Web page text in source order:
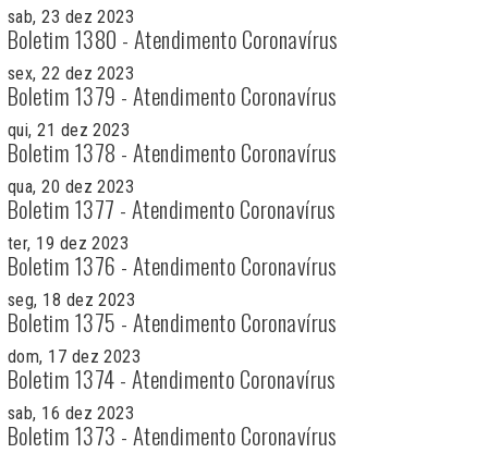
sab, 23 dez 2023
Boletim 1380 - Atendimento Coronavírus
sex, 22 dez 2023
Boletim 1379 - Atendimento Coronavírus
qui, 21 dez 2023
Boletim 1378 - Atendimento Coronavírus
qua, 20 dez 2023
Boletim 1377 - Atendimento Coronavírus
ter, 19 dez 2023
Boletim 1376 - Atendimento Coronavírus
seg, 18 dez 2023
Boletim 1375 - Atendimento Coronavírus
dom, 17 dez 2023
Boletim 1374 - Atendimento Coronavírus
sab, 16 dez 2023
Boletim 1373 - Atendimento Coronavírus